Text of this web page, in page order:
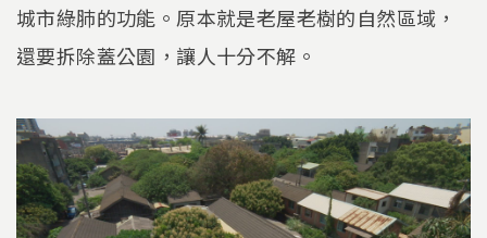
城市綠肺的功能。原本就是老屋老樹的自然區域，
還要拆除蓋公園，讓人十分不解。